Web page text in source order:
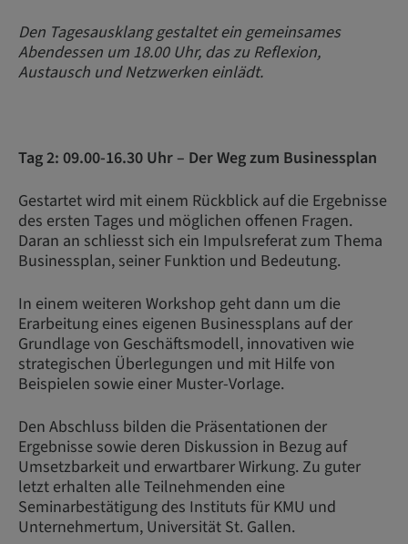
Den Tagesausklang gestaltet ein gemeinsames
Abendessen um 18.00 Uhr, das zu Reflexion,
Austausch und Netzwerken einlädt.
Tag 2: 09.00-16.30 Uhr – Der Weg zum Businessplan
Gestartet wird mit einem Rückblick auf die Ergebnisse
des ersten Tages und möglichen offenen Fragen.
Daran an schliesst sich ein Impulsreferat zum Thema
Businessplan, seiner Funktion und Bedeutung.
In einem weiteren Workshop geht dann um die
Erarbeitung eines eigenen Businessplans auf der
Grundlage von Geschäftsmodell, innovativen wie
strategischen Überlegungen und mit Hilfe von
Beispielen sowie einer Muster-Vorlage.
Den Abschluss bilden die Präsentationen der
Ergebnisse sowie deren Diskussion in Bezug auf
Umsetzbarkeit und erwartbarer Wirkung. Zu guter
letzt erhalten alle Teilnehmenden eine
Seminarbestätigung des Instituts für KMU und
Unternehmertum, Universität St. Gallen.